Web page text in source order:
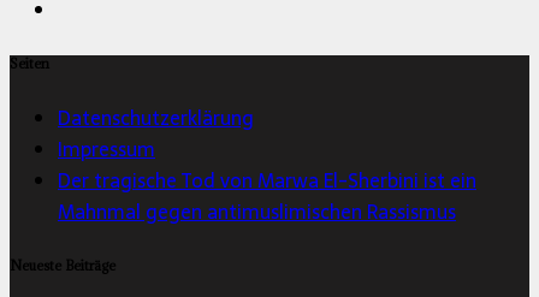
Seiten
Datenschutzerklärung
Impressum
Der tragische Tod von Marwa El-Sherbini ist ein
Mahnmal gegen antimuslimischen Rassismus
Neueste Beiträge